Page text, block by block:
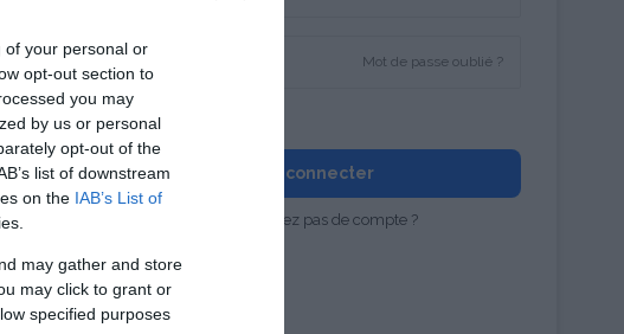
of your personal or
opt-out section to
you may
by us or personal
opt-out of the
list of downstream
on the IAB’s List of
may gather and store
may click to grant or
specified purposes
Mot de passe oublié ?
Se souvenir de moi
Se connecter
Vous n'avez pas de compte ?